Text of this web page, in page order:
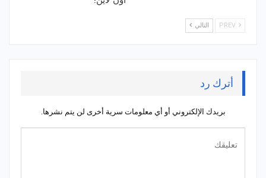
التالي
أترك رد
بريدك الإلكتروني أو أي معلومات سرية أخرى لن يتم نشرها.